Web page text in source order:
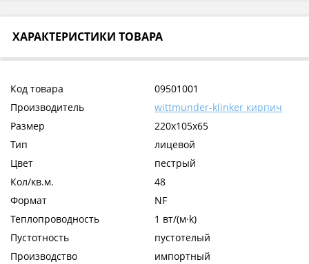
ХАРАКТЕРИСТИКИ ТОВАРА
Код товара
09501001
Производитель
wittmunder-klinker кирпич
Размер
220x105x65
Тип
лицевой
Цвет
пестрый
Кол/кв.м.
48
Формат
NF
Теплопроводность
1 вт/(м·k)
Пустотность
пустотелый
Производство
импортный